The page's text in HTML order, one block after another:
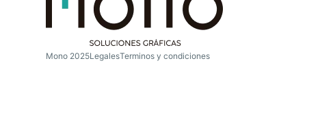
Mono 2025LegalesTerminos y condiciones